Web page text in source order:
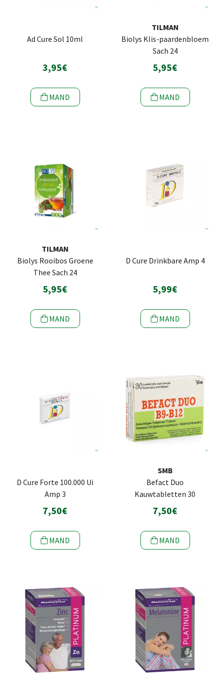
Ad Cure Sol 10ml
3,95€
MAND
TILMAN
Biolys Klis-paardenbloem
Sach 24
5,95€
MAND
TILMAN
Biolys Rooibos Groene
Thee Sach 24
5,95€
MAND
D Cure Drinkbare Amp 4
5,99€
MAND
D Cure Forte 100.000 Ui
Amp 3
7,50€
MAND
SMB
Befact Duo
Kauwtabletten 30
7,50€
MAND